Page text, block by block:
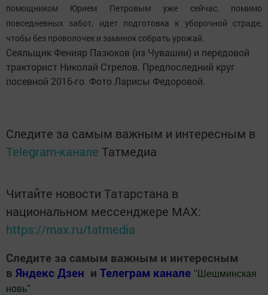
помощником Юрием Петровым уже сейчас, помимо
повседневных забот, идет подготовка к уборочной страде,
чтобы без проволочек и заминок собрать урожай.
Сеяльщик Фенияр Пазюков (из Чувашии) и передовой
тракторист Николай Стрелов. Предпоследний круг
посевной 2016-го. Фото Ларисы Федоровой.
Следите за самым важным и интересным в
Telegram-канале Татмедиа
Читайте новости Татарстана в
национальном мессенджере MАХ:
https://max.ru/tatmedia
Следите за самым важным и интересным
в Яндекс Дзен и Телеграм канале " Шешминская
новь"